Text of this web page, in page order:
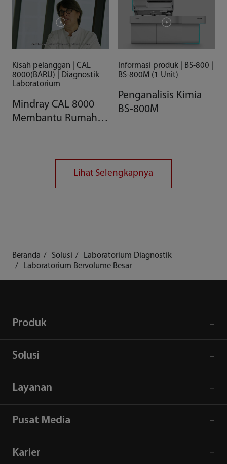
Kisah pelanggan | CAL
8000(BARU) | Diagnostik
Laboratorium
Mindray CAL 8000
Membantu Rumah
Informasi produk | BS-800 |
BS-800M (1 Unit)
Penganalisis Kimia
BS-800M
Lihat Selengkapnya
Beranda Solusi
Laboratorium Diagnostik
Laboratorium Bervolume Besar
Produk
Solusi
Layanan
Pusat Media
Karier